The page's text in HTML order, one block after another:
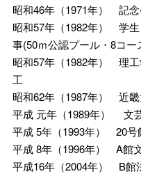
昭和46年（1971年） 記念
昭和57年（1982年） 学
事(50ｍ公認プール・8コー
昭和57年（1982年） 理工
工
昭和62年（1987年） 近畿
平成 元年（1989年） 文
平成 5年（1993年） 20号
平成 8年（1996年） A館
平成16年（2004年） B館